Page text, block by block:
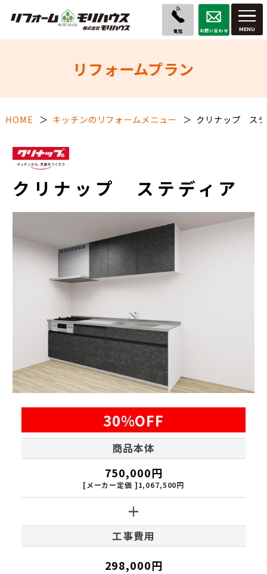
電話 お問い合わせ
リフォームプラン
HOME キッチンのリフォームメニュー クリナップ ス
クリナップ ステディア
30%OFF
商品本体
750,000円
[メーカー定価 ]1,067,500円
工事費用
298,000円